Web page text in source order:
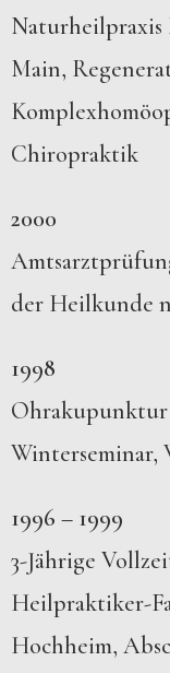
Naturheilpraxis
Main,
Chiropraktik
2000
der Heilkunde
1998
Ohrakupunktur
Winterseminar,
1996 – 1999
3-Jährige
Heilpraktiker-
Hochheim,